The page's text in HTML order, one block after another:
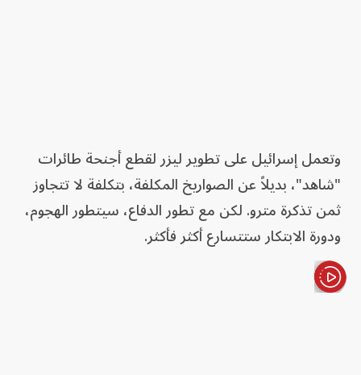
وتعمل إسرائيل على تطوير ليزر لقطع أجنحة طائرات
"شاهد"، بديلاً عن الصواريخ المكلفة، بتكلفة لا تتجاوز
ثمن تذكرة مترو. لكن مع تطور الدفاع، سيتطور الهجوم،
ودورة الابتكار ستتسارع أكثر فأكثر.